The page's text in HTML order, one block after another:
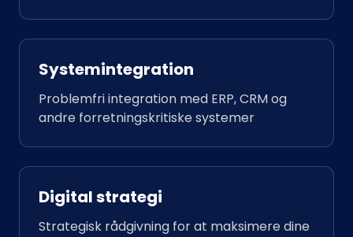
Systemintegration
Problemfri integration med ERP, CRM og
andre forretningskritiske systemer
Digital strategi
Strategisk rådgivning for at maksimere dine